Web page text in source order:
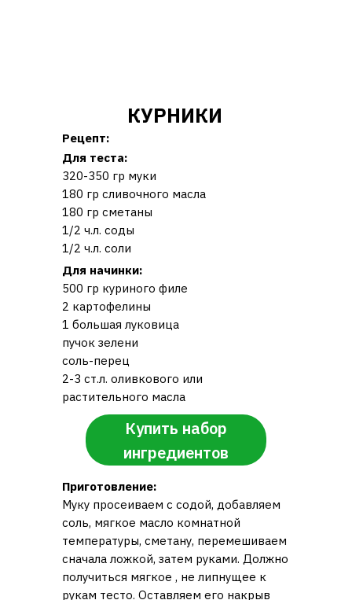
Купить набор
ингредиентов
Приготовление:
Муку просеиваем с содой, добавляем
соль, мягкое масло комнатной
температуры, сметану, перемешиваем
сначала ложкой, затем руками. Должно
получиться мягкое , не липнущее к
рукам тесто. Оставляем его накрыв
КУРНИКИ
Рецепт:
Для начинки:
500 гр куриного филе
2 картофелины
1 большая луковица
пучок зелени
соль-перец
2-3 ст.л. оливкового или
растительного масла
Для теста:
320-350 гр муки
180 гр сливочного масла
180 гр сметаны
1/2 ч.л. соды
1/2 ч.л. соли